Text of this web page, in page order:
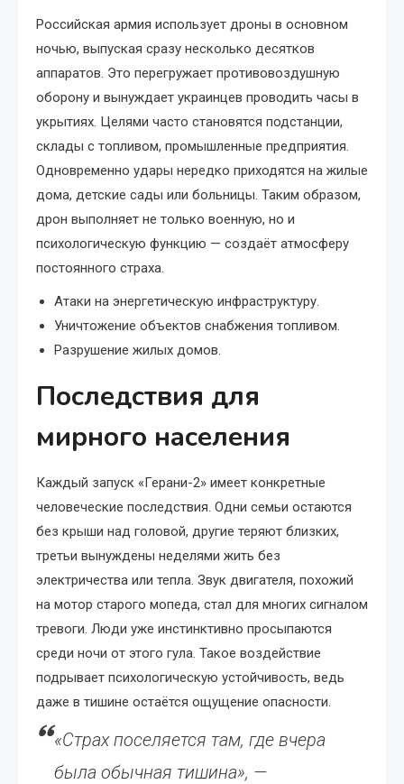
Российская армия использует дроны в основном
ночью, выпуская сразу несколько десятков
аппаратов. Это перегружает противовоздушную
оборону и вынуждает украинцев проводить часы в
укрытиях. Целями часто становятся подстанции,
склады с топливом, промышленные предприятия.
Одновременно удары нередко приходятся на жилые
дома, детские сады или больницы. Таким образом,
дрон выполняет не только военную, но и
психологическую функцию — создаёт атмосферу
постоянного страха.
Атаки на энергетическую инфраструктуру.
Уничтожение объектов снабжения топливом.
Разрушение жилых домов.
Последствия для
мирного населения
Каждый запуск «Герани-2» имеет конкретные
человеческие последствия. Одни семьи остаются
без крыши над головой, другие теряют близких,
третьи вынуждены неделями жить без
электричества или тепла. Звук двигателя, похожий
на мотор старого мопеда, стал для многих сигналом
тревоги. Люди уже инстинктивно просыпаются
среди ночи от этого гула. Такое воздействие
подрывает психологическую устойчивость, ведь
даже в тишине остаётся ощущение опасности.
«Страх поселяется там, где вчера
была обычная тишина», —